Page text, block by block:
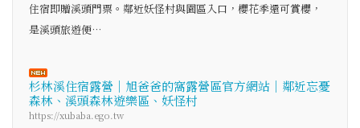
住宿即贈溪頭門票。鄰近妖怪村與園區入口，櫻花季還可賞櫻，
是溪頭旅遊便…
杉林溪住宿露營｜旭爸爸的窩露營區官方網站｜鄰近忘憂
森林、溪頭森林遊樂區、妖怪村
https://xubaba.ego.tw